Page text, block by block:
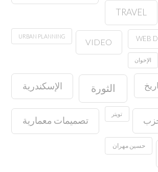
TRAVEL
URBAN PLANNING
VIDEO WEB
الإخوان
الإسكندرية الثورة
تصميمات معمارية
تويتر
حسين مهران